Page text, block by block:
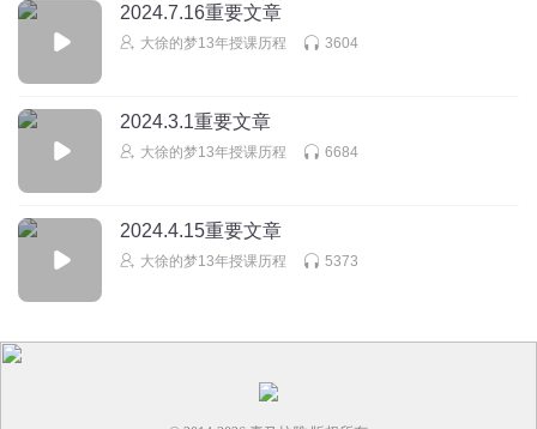
2024.7.16重要文章
大徐的梦13年授课历程 3604
2024.3.1重要文章
大徐的梦13年授课历程 6684
2024.4.15重要文章
大徐的梦13年授课历程 5373